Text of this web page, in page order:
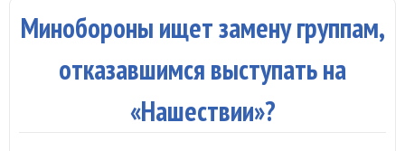
Минобороны ищет замену группам,
отказавшимся выступать на
«Нашествии»?